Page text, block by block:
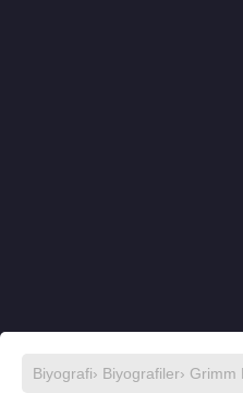
Biyografi› Biyografiler› Grimm